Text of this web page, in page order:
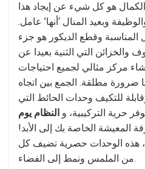
هو كل شيء عن إيجاد هذا
وبعيد المنال ‘أنها’ عامل.
المناسبة وقطع الديكور هو جزء
التي الثنية بعيدا عن
مركز مثالي لجميع احتياجات
ضرورة مطلقة. الجمع بين اتجاه
للتكيف وحدات الحائط التي
حرية التركيبية، و
المعيشة الخاصة بك إلى الأبد!
، هذه الوحدات حصرية تضيف كل
من الملمس ونمط إلى الفضاء.